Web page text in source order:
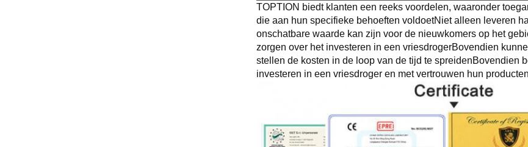
TOPTION biedt klanten een reeks voordelen, waaronder
die aan hun specifieke behoeften voldoetNiet alleen leveren
onschatbare waarde kan zijn voor de nieuwkomers op het
zorgen over het investeren in een vriesdrogerBovendien
stellen de kosten in de loop van de tijd te spreidenBovendien
investeren in een vriesdroger en met vertrouwen hun